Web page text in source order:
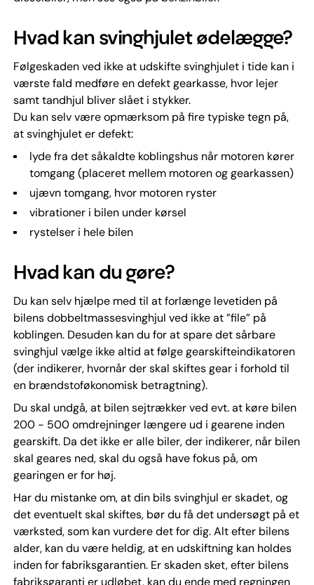
Hvad kan svinghjulet ødelægge?
Følgeskaden ved ikke at udskifte svinghjulet i tide kan i
værste fald medføre en defekt gearkasse, hvor lejer
samt tandhjul bliver slået i stykker.
Du kan selv være opmærksom på fire typiske tegn på,
at svinghjulet er defekt:
lyde fra det såkaldte koblingshus når motoren kører
tomgang (placeret mellem motoren og gearkassen)
ujævn tomgang, hvor motoren ryster
vibrationer i bilen under kørsel
rystelser i hele bilen
Hvad kan du gøre?
Du kan selv hjælpe med til at forlænge levetiden på
bilens dobbeltmassesvinghjul ved ikke at ”file” på
koblingen. Desuden kan du for at spare det sårbare
svinghjul vælge ikke altid at følge gearskifteindikatoren
(der indikerer, hvornår der skal skiftes gear i forhold til
en brændstoføkonomisk betragtning).
Du skal undgå, at bilen sejtrækker ved evt. at køre bilen
200 - 500 omdrejninger længere ud i gearene inden
gearskift. Da det ikke er alle biler, der indikerer, når bilen
skal geares ned, skal du også have fokus på, om
gearingen er for høj.
Har du mistanke om, at din bils svinghjul er skadet, og
det eventuelt skal skiftes, bør du få det undersøgt på et
værksted, som kan vurdere det for dig. Alt efter bilens
alder, kan du være heldig, at en udskiftning kan holdes
inden for fabriksgarantien. Er skaden sket, efter bilens
fabriksgaranti er udløbet, kan du ende med regningen